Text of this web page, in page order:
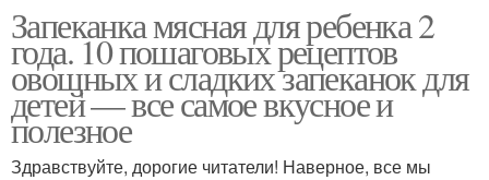
Морковная запеканка Запеканка с творогом
Мясная запеканка
годовалого ребенка
Запеканка мясная для ребенка 2
года. 10 пошаговых рецептов
овощных и сладких запеканок для
детей — все самое вкусное и
полезное
Здравствуйте, дорогие читатели! Наверное, все мы